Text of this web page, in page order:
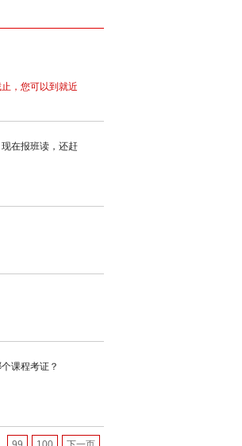
，您可以到就近
在报班读，还赶
课程考证？